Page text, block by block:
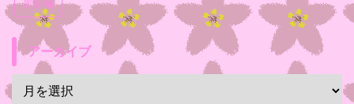
黒留袖
アーカイブ